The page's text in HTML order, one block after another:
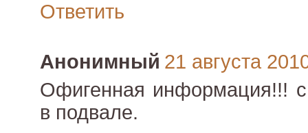
Ответить
Анонимный 21 августа
Офигенная информация!!!
в подвале.